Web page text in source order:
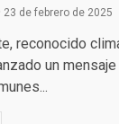
23 de febrero de 2025
reconocido
un